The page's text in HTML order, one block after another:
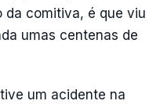
da comitiva, é que viu
umas centenas de
um acidente na